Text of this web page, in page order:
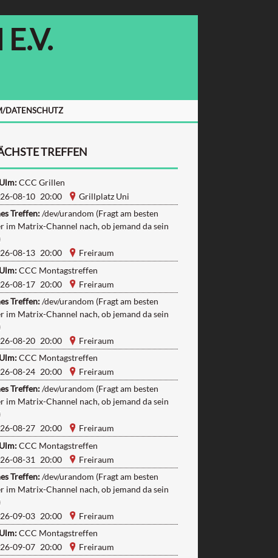
DATENSCHUTZ
TREFFEN
CCC Grillen
08-10 20:00
Grillplatz Uni
Treffen:/dev/urandom (Fragt am besten
im Matrix-Channel nach, ob jemand da sein
08-13 20:00
Freiraum
CCC Montagstreffen
08-17 20:00
Freiraum
Treffen:/dev/urandom (Fragt am besten
im Matrix-Channel nach, ob jemand da sein
08-20 20:00
Freiraum
CCC Montagstreffen
08-24 20:00
Freiraum
Treffen:/dev/urandom (Fragt am besten
im Matrix-Channel nach, ob jemand da sein
08-27 20:00
Freiraum
CCC Montagstreffen
08-31 20:00
Freiraum
Treffen:/dev/urandom (Fragt am besten
im Matrix-Channel nach, ob jemand da sein
09-03 20:00
Freiraum
CCC Montagstreffen
09-07 20:00
Freiraum